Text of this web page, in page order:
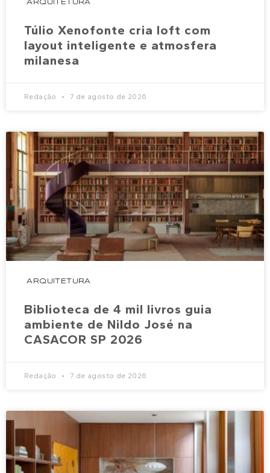
ARQUITETURA
Túlio Xenofonte cria loft com
layout inteligente e atmosfera
milanesa
Redação 7 de agosto de 2026
ARQUITETURA
Biblioteca de 4 mil livros guia
ambiente de Nildo José na
CASACOR SP 2026
Redação 7 de agosto de 2026